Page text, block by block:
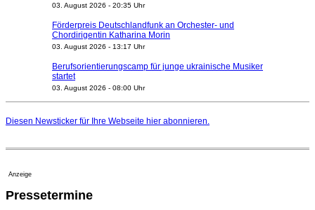
03. August 2026 - 20:35 Uhr
Förderpreis Deutschlandfunk an Orchester- und
Chordirigentin Katharina Morin
03. August 2026 - 13:17 Uhr
Berufsorientierungscamp für junge ukrainische Musiker
startet
03. August 2026 - 08:00 Uhr
Nationaltheater Mannheim
Regensburger Generalmusikdirektor Stefan Veselka
Kammerorchester Heilbronn: Chefdirigent Risto Joost
verlängert bis 2030
Diesen Newsticker für Ihre Webseite hier abonnieren.
Anzeige
Pressetermine